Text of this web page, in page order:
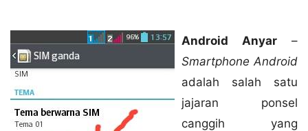
Android Anyar –
Smartphone Android
adalah salah satu
jajaran ponsel
canggih yang